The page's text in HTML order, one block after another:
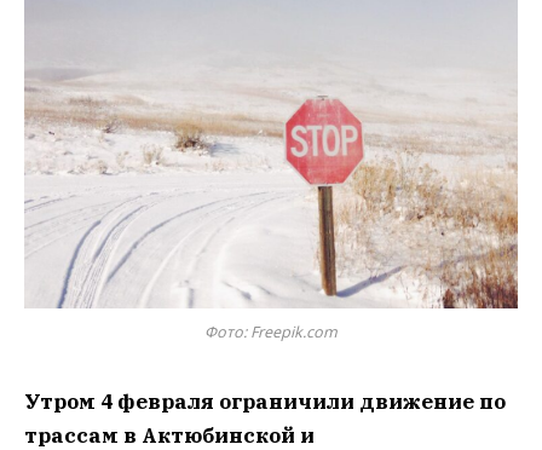
Фото: Freepik.com
Утром 4 февраля ограничили движение по
трассам в Актюбинской и